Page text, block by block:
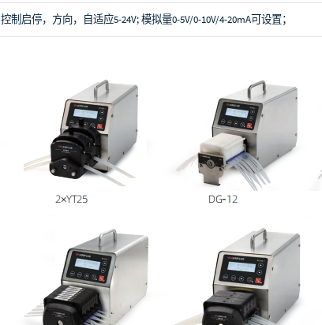
控制启停，方向，自适应5-24V; 模拟量0-5V/0-10V/4-20mA可设置；